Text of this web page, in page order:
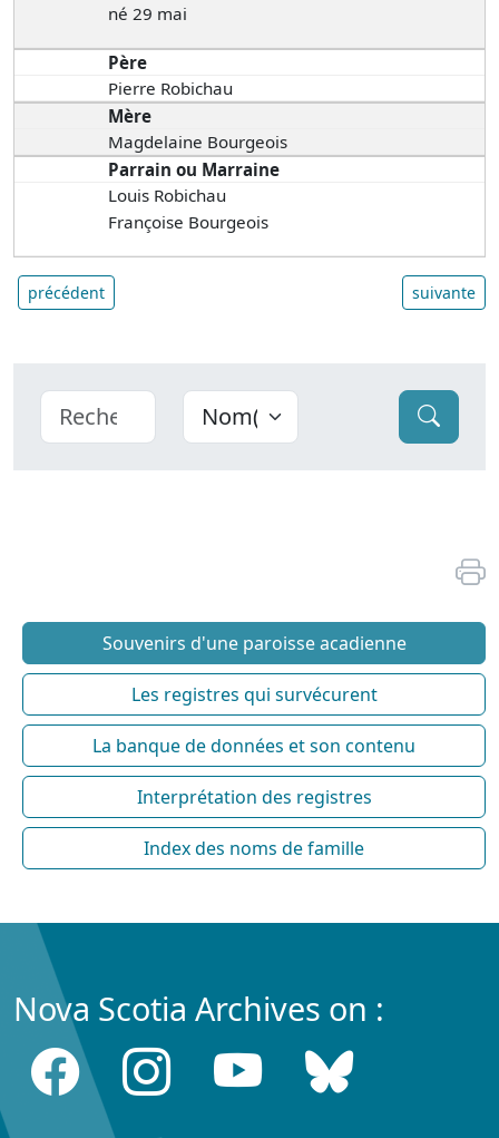
né 29 mai
Père
Pierre Robichau
Mère
Magdelaine Bourgeois
Parrain ou Marraine
Louis Robichau
Françoise Bourgeois
précédent suivante
Souvenirs d'une paroisse acadienne
Les registres qui survécurent
La banque de données et son contenu
Interprétation des registres
Index des noms de famille
Nova Scotia Archives on :